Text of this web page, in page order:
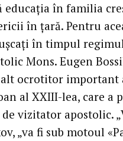
educația în familia
în țară. Pentru
în timpul
Mons. Eugen
ocrotitor important
al XXIII-lea, care a
vizitator apostolic.
„va fi sub motoul